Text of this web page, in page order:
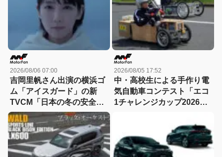
2026/08/06 07:00
吉岡里帆さん出演の横浜ゴ
ム「アイスガード」の新
TVCM「日本の冬の安全
は、スタッドレスタイヤが
守る。」が8月から放映開
始！
2026/08/05 17:52
中・高校生による手作り電
気自動車コンテスト「エコ
1チャレンジカップ2026」